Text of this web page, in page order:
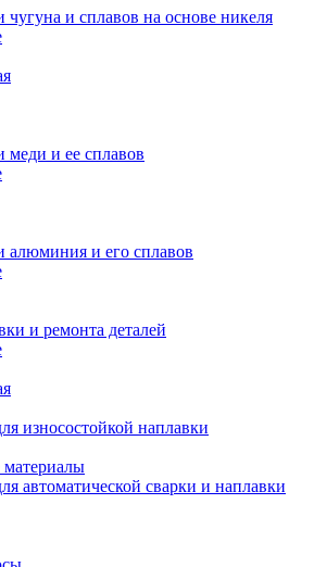
и сплавов на основе никеля
меди и ее сплавов
алюминия и его сплавов
и ремонта деталей
износостойкой наплавки
автоматической сварки и наплавки